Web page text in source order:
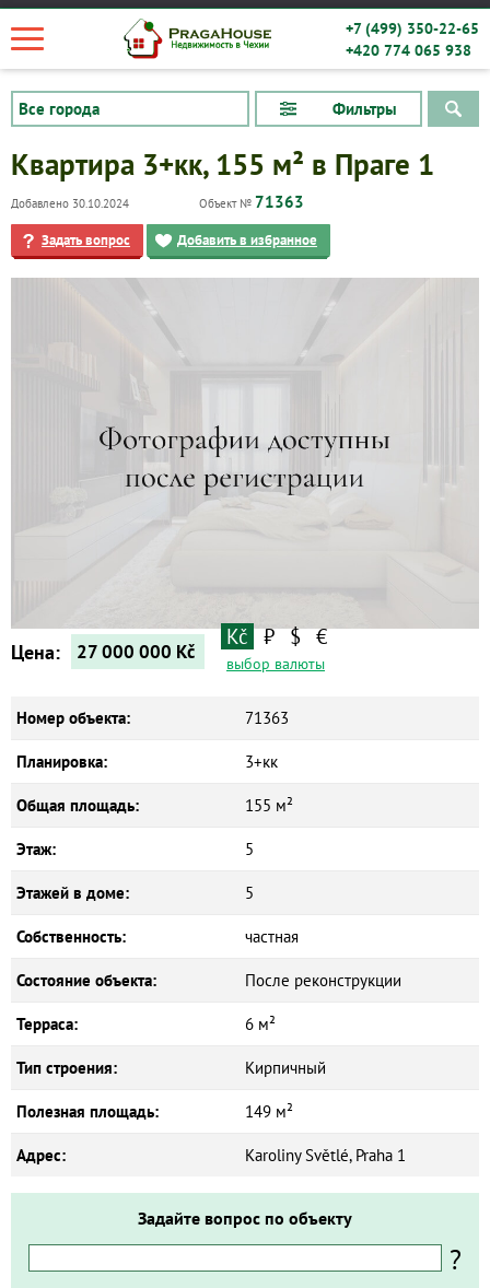
+7 (499) 350-22-65
+420 774 065 938
Фильтры
Дома
Новостройки
Коммерческие объекты
Квартира 3+кк, 155 м² в Праге 1
Добавлено 30.10.2024 Объект № 71363
Задать вопрос Добавить в избранное
Цена: 27 000 000 Kč
Kč ₽ $ €
выбор валюты
Номер объекта: 71363
Планировка: 3+кк
Общая площадь: 155 м²
Этаж: 5
Этажей в доме: 5
Собственность: частная
Состояние объекта: После реконструкции
Терраса: 6 м²
Тип строения: Кирпичный
Полезная площадь: 149 м²
Адрес: Karoliny Světlé, Praha 1
Задайте вопрос по объекту
?